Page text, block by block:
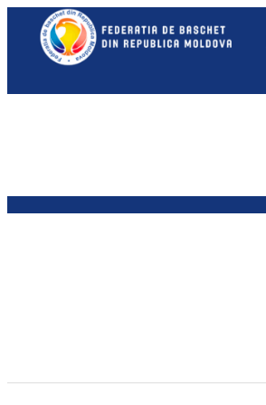
Перейти
содержимому